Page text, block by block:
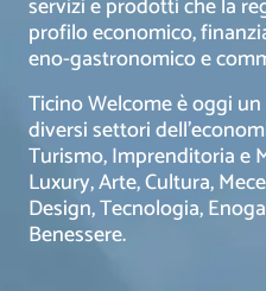
profilo economico,
eno-gastronomico e
Ticino Welcome è oggi
diversi settori
Turismo, Imprenditoria e
Luxury, Arte, Cultura,
Design, Tecnologia,
Benessere.